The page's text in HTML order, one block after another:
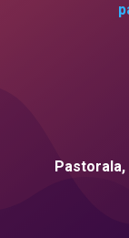
Pastorala,